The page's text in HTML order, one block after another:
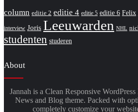
column editie 2 editie 4 editie 5 editie 6 Felix
interview Joris Leeuwarden NHL
studenten studeren
About
Jannah is a Clean Responsive
News and Blog theme. Packed with
completely customize your